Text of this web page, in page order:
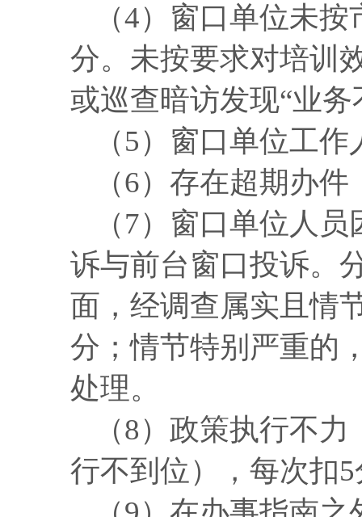
（4）窗口单位未按
分。未按要求对培训
或巡查暗访发现“业
（5）窗口单位工作
（6）存在超期办件
（7）窗口单位人员
诉与前台窗口投诉。
面，经调查属实且情
分；情节特别严重的
处理。
（8）政策执行不力
行不到位），每次扣